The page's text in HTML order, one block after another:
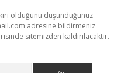
olduğunu düşündüğünüz
adresine bildirmeniz
sitemizden kaldırılacaktır.